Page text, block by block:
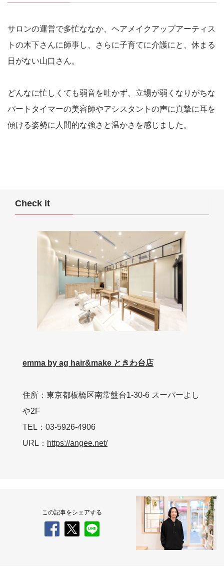
サロンの運営で多忙ななか、ヘアメイクアップアーティス
トの木下さんに師事し、さらに子育てに介護にと、休まる
日がない山口さん。
どんなに忙しくても弱音を吐かず、立場が弱くなりがちな
パートタイマーの美容師やアシスタントの声に真摯に耳を
傾ける姿勢に人間的な強さと温かさを感じました。
Check it
emma by ag hair&make ときわ台店
住所：東京都板橋区南常盤台1-30-6 スーパーよし
や2F
TEL：03-5926-4906
URL： https://angee.net/
この記事をシェアする